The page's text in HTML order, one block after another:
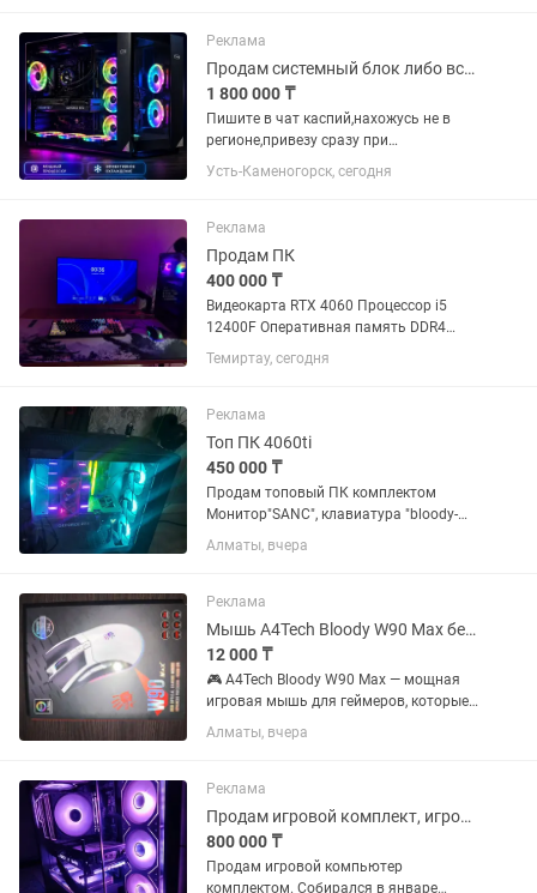
Частотный диапазон: 20 Гц – 20...
Реклама
Продам системный блок либо все и сразу
1 800 000 ₸
Пишите в чат каспий,нахожусь не в
регионе,привезу сразу при
необходимости! Цена на системный
блок. На остальное писать по
9800x3d Видеокарта Видеокарта
Gigabyte...
Усть-Каменогорск, сегодня
Реклама
Продам ПК
400 000 ₸
Видеокарта RTX 4060 Процессор i5
12400F Оперативная память DDR4
Kingston 32 Гб Ssd накопитель на 512
настольном кронштейне , есть...
Темиртау, сегодня
Реклама
Топ ПК 4060ti
450 000 ₸
Продам топовый ПК комплектом
Монитор"SANC", клавиатура "bloody-
NARAKA", мышь "bloody", джойстик
"bloody ",комп.стол "Spirit",
Алматы, вчера
Реклама
Мышь A4Tech Bloody W90 Max белый
12 000 ₸
🎮 A4Tech Bloody W90 Max — мощная
игровая мышь для геймеров, которые
ценят точность и скорость реакции. ✨
Особенности: - ✅ Оптический сенсор
чувствительности и...
Алматы, вчера
Реклама
Продам игровой комплект, игровой компьютер, монитор и периферия
800 000 ₸
Продам игровой компьютер
комплектом. Собирался в январе